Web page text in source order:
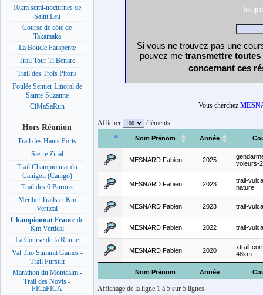
10km semi-nocturnes de
Saint Leu
Course de côte de
Takamaka
La Boucle Parapente
Trail Tour Ti Benare
Trail des Trois Pitons
Foulée Sentier Littoral de
Sainte-Suzanne
CiMaSaRun
Hors Réunion
Trail des Hauts Forts
Sierre Zinal
Trail Championnat du
Canigou (Canigó)
Trail des 6 Burons
Méribel Trails et Km
Vertical
Championnat France de
Km Vertical
La Course de la Rhune
Val Tho Summit Games -
Trail Pursuit
Marathon du Montcalm -
Trail des Novis -
PICaPICA
Si vous ne trouvez pas une
pouvez me transmettre
concernant ces
Vous cherchez
Afficher éléments
Nom Prénom Année
Nom Prénom Année
MESNARD Fabien 2025
voleurs-
MESNARD Fabien 2023
trail-
nature
MESNARD Fabien 2023 trail-
MESNARD Fabien 2022 trail-
MESNARD Fabien 2020
xtrail-
48km
Affichage de la ligne 1 à 5 sur 5 lignes